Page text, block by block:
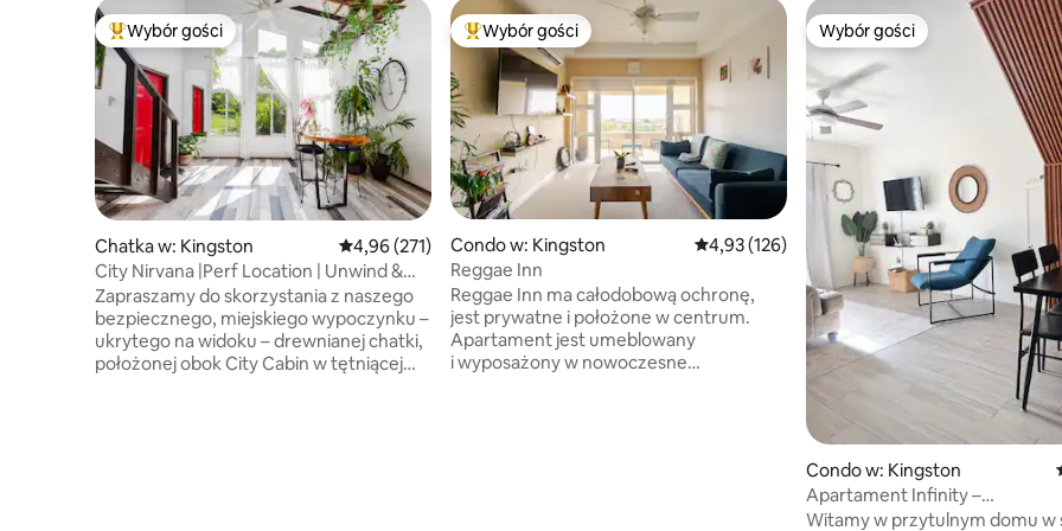
Najpopularniejsze z kategorii Wybór gości
Wybór gości
Chatka w: Kingston Średnia ocena: 4,96 na 5, liczba recenzji: 271
4,96 (271)
City Nirvana |Perf Location | Unwind &
Enjoy
Zapraszamy do skorzystania z naszego
bezpiecznego, miejskiego wypoczynku –
ukrytego na widoku – drewnianej chatki,
położonej obok City Cabin w tętniącej
Najpopularniejsze z kategorii Wybór gości
Wybór gości
Condo w: Kingston Średnia ocena: 4,93 na 5, liczba recenzji: 126
4,93 (126)
Reggae Inn
Reggae Inn ma całodobową ochronę,
jest prywatne i położone w centrum.
Apartament jest umeblowany
i wyposażony w nowoczesne
Wybór gości
Wybór gości
Condo w: Kingston
Apartament Infinity –
1 sypialnia/1 łazienka – 3 minuty
Witamy w przytulnym domu w